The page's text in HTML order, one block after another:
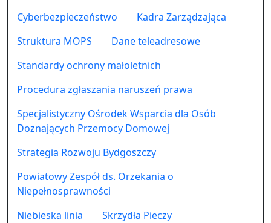
Cyberbezpieczeństwo
Kadra Zarządzająca
Struktura MOPS
Dane teleadresowe
Standardy ochrony małoletnich
Procedura zgłaszania naruszeń prawa
Specjalistyczny Ośrodek Wsparcia dla Osób
Doznających Przemocy Domowej
Strategia Rozwoju Bydgoszczy
Powiatowy Zespół ds. Orzekania o
Niepełnosprawności
Niebieska linia
Skrzydła Pieczy